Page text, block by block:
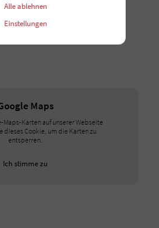
Maps
Maps-Karten auf unserer Webseite
dieses Cookie, um die Karten zu
entsperren.
Ich stimme zu
Einstellungen
Alle ablehnen